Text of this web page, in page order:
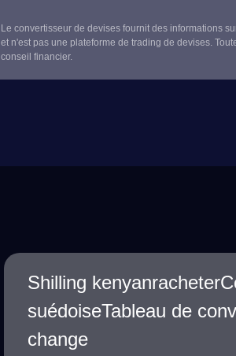
Le convertisseur de devises fournit des informations
et n'est pas une plateforme de trading de devises.
conseil financier.
Shilling
suédoiseTableau de
change